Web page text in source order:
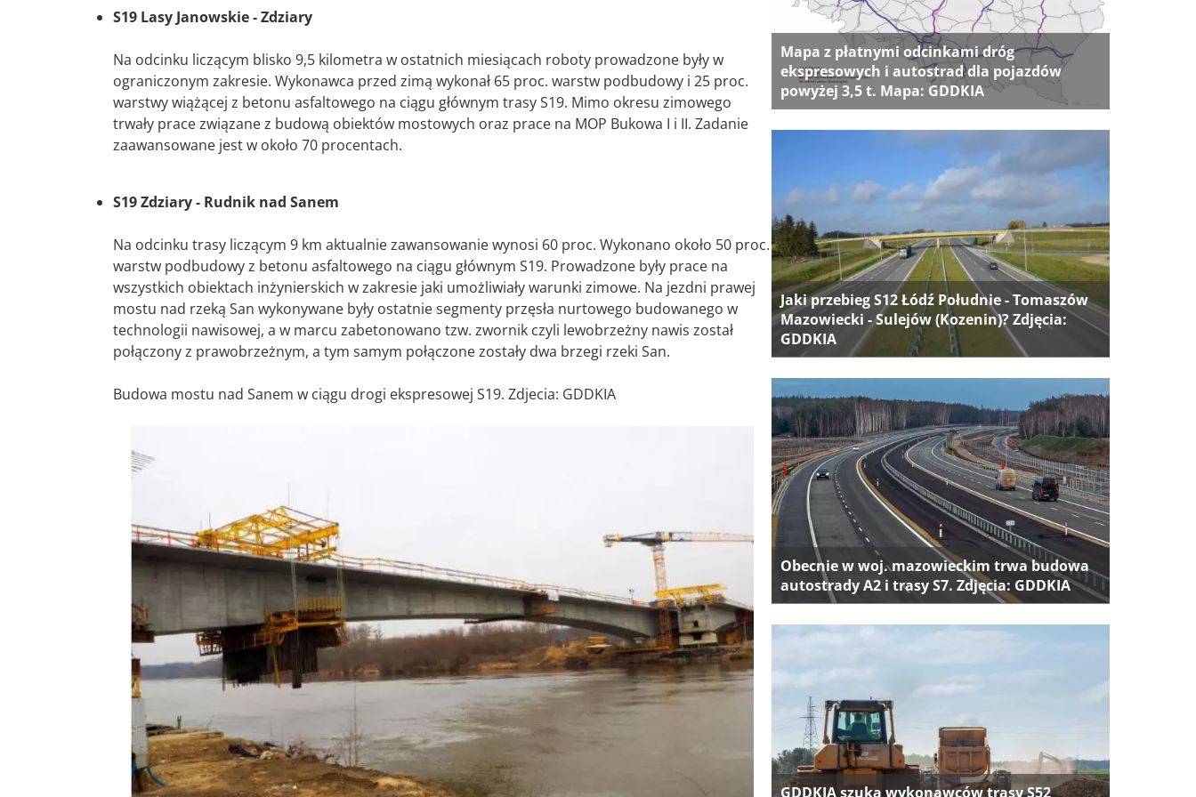
S19 Lasy Janowskie - Zdziary
Na odcinku liczącym blisko 9,5 kilometra w ostatnich miesiącach roboty prowadzone były w
ograniczonym zakresie. Wykonawca przed zimą wykonał 65 proc. warstw podbudowy i 25 proc.
warstwy wiążącej z betonu asfaltowego na ciągu głównym trasy S19. Mimo okresu zimowego
trwały prace związane z budową obiektów mostowych oraz prace na MOP Bukowa I i II. Zadanie
zaawansowane jest w około 70 procentach.
S19 Zdziary - Rudnik nad Sanem
Na odcinku trasy liczącym 9 km aktualnie zawansowanie wynosi 60 proc. Wykonano około 50 proc.
warstw podbudowy z betonu asfaltowego na ciągu głównym S19. Prowadzone były prace na
wszystkich obiektach inżynierskich w zakresie jaki umożliwiały warunki zimowe. Na jezdni prawej
mostu nad rzeką San wykonywane były ostatnie segmenty przęsła nurtowego budowanego w
technologii nawisowej, a w marcu zabetonowano tzw. zwornik czyli lewobrzeżny nawis został
połączony z prawobrzeżnym, a tym samym połączone zostały dwa brzegi rzeki San.
Budowa mostu nad Sanem w ciągu drogi ekspresowej S19. Zdjecia: GDDKIA
Mapa z płatnymi odcinkami dróg
ekspresowych i autostrad dla pojazdów
powyżej 3,5 t. Mapa: GDDKIA
Jaki przebieg S12 Łódź Południe - Tomaszów
Mazowiecki - Sulejów (Kozenin)? Zdjęcia:
GDDKIA
Obecnie w woj. mazowieckim trwa budowa
autostrady A2 i trasy S7. Zdjęcia: GDDKIA
GDDKIA szuka wykonawców trasy S52